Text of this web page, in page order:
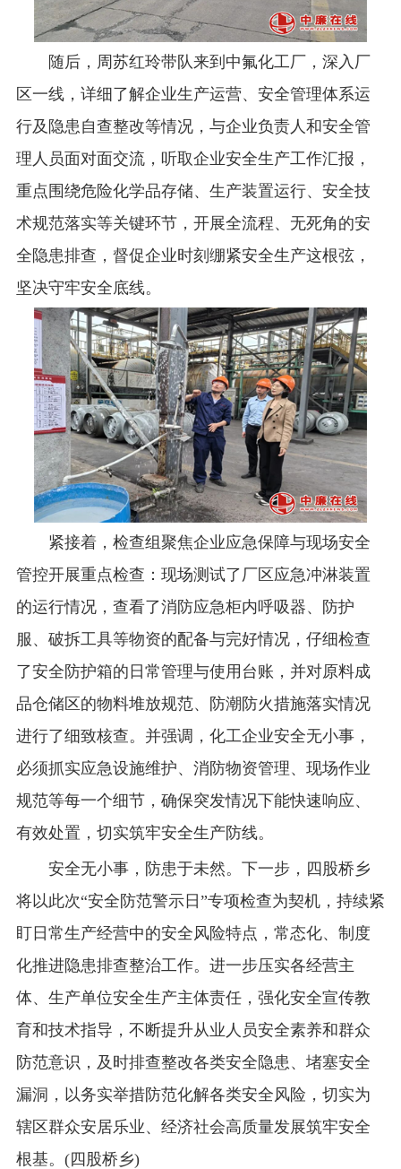
随后，周苏红玲带队来到中氟化工厂，深入厂
区一线，详细了解企业生产运营、安全管理体系运
行及隐患自查整改等情况，与企业负责人和安全管
理人员面对面交流，听取企业安全生产工作汇报，
重点围绕危险化学品存储、生产装置运行、安全技
术规范落实等关键环节，开展全流程、无死角的安
全隐患排查，督促企业时刻绷紧安全生产这根弦，
坚决守牢安全底线。
紧接着，检查组聚焦企业应急保障与现场安全
管控开展重点检查：现场测试了厂区应急冲淋装置
的运行情况，查看了消防应急柜内呼吸器、防护
服、破拆工具等物资的配备与完好情况，仔细检查
了安全防护箱的日常管理与使用台账，并对原料成
品仓储区的物料堆放规范、防潮防火措施落实情况
进行了细致核查。并强调，化工企业安全无小事，
必须抓实应急设施维护、消防物资管理、现场作业
规范等每一个细节，确保突发情况下能快速响应、
有效处置，切实筑牢安全生产防线。
安全无小事，防患于未然。下一步，四股桥乡
将以此次“安全防范警示日”专项检查为契机，持续紧
盯日常生产经营中的安全风险特点，常态化、制度
化推进隐患排查整治工作。进一步压实各经营主
体、生产单位安全生产主体责任，强化安全宣传教
育和技术指导，不断提升从业人员安全素养和群众
防范意识，及时排查整改各类安全隐患、堵塞安全
漏洞，以务实举措防范化解各类安全风险，切实为
辖区群众安居乐业、经济社会高质量发展筑牢安全
根基。(四股桥乡)